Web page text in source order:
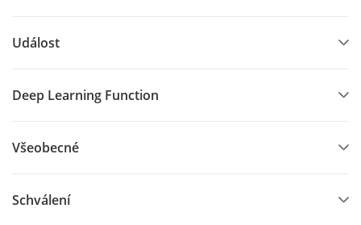
Událost
Deep Learning Function
Všeobecné
Schválení